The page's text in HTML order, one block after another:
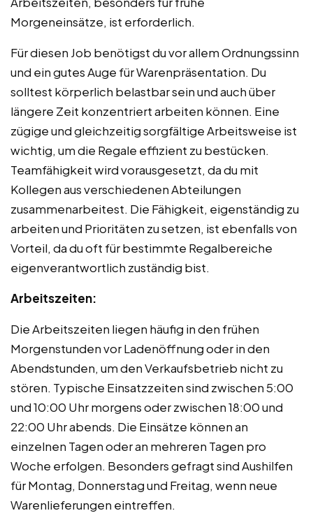
Morgeneinsätze, ist erforderlich.
Für diesen Job benötigst du vor allem Ordnungssinn
und ein gutes Auge für Warenpräsentation. Du
solltest körperlich belastbar sein und auch über
längere Zeit konzentriert arbeiten können. Eine
zügige und gleichzeitig sorgfältige Arbeitsweise ist
wichtig, um die Regale effizient zu bestücken.
Teamfähigkeit wird vorausgesetzt, da du mit
Kollegen aus verschiedenen Abteilungen
zusammenarbeitest. Die Fähigkeit, eigenständig zu
arbeiten und Prioritäten zu setzen, ist ebenfalls von
Vorteil, da du oft für bestimmte Regalbereiche
eigenverantwortlich zuständig bist.
Arbeitszeiten:
Die Arbeitszeiten liegen häufig in den frühen
Morgenstunden vor Ladenöffnung oder in den
Abendstunden, um den Verkaufsbetrieb nicht zu
stören. Typische Einsatzzeiten sind zwischen 5:00
und 10:00 Uhr morgens oder zwischen 18:00 und
22:00 Uhr abends. Die Einsätze können an
einzelnen Tagen oder an mehreren Tagen pro
Woche erfolgen. Besonders gefragt sind Aushilfen
für Montag, Donnerstag und Freitag, wenn neue
Warenlieferungen eintreffen.